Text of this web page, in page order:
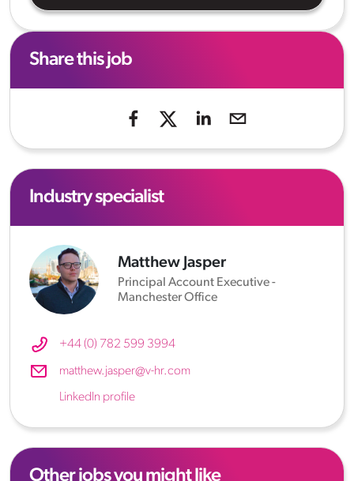
Share this job
Industry specialist
Matthew Jasper
Principal Account Executive -
Manchester Office
+44 (0) 782 599 3994
matthew.jasper@v-hr.com
LinkedIn profile
Other jobs you might like